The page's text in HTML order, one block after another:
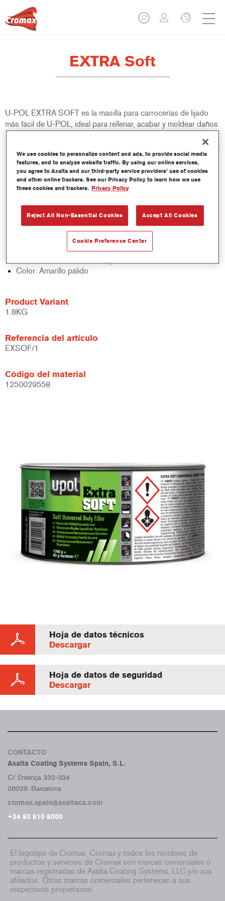
EXTRA Soft
U-POL EXTRA SOFT es la masilla para carrocerías de lijado
más fácil de U-POL, ideal para rellenar, acabar y moldear daños
a una amplia gama de superficies, es fácil de aplicar y es la base
ideal para la mayoría de los sistemas de pintura.
Características del producto
Aplicación lisa
Excelente lijado y moldeado rápido
No se descuelga en superficies verticales
Excelente adherencia multifuncional
Color: Amarillo pálido
Product Variant
1.8KG
Referencia del artículo
EXSOF/1
Código del material
1250029558
Hoja de datos técnicos
Descargar
Hoja de datos de seguridad
Descargar
CONTACTO
Axalta Coating Systems Spain, S.L.
C/ Entença 332-334
08029. Barcelona
cromax.spain@axaltacs.com
+34 93 610 6000
El logotipo de Cromax, Cromax y todos los nombres de
productos y servicios de Cromax son marcas comerciales o
marcas registradas de Axalta Coating Systems, LLC y/o sus
afiliados. Otras marcas comerciales pertenecen a sus
respectivos propietarios.
We use cookies to personalize content and ads, to provide social media
features, and to analyze website traffic. By using our online services,
you agree to Axalta and our third-party service providers’ use of cookies
and other online trackers. See our Privacy Policy to learn how we use
these cookies and trackers. Privacy Policy
Reject All Non-Essential Cookies Accept All Cookies
Cookie Preference Center